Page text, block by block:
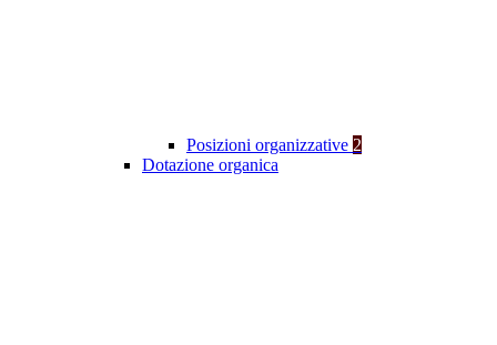
Posizioni organizzative 2
Dotazione organica